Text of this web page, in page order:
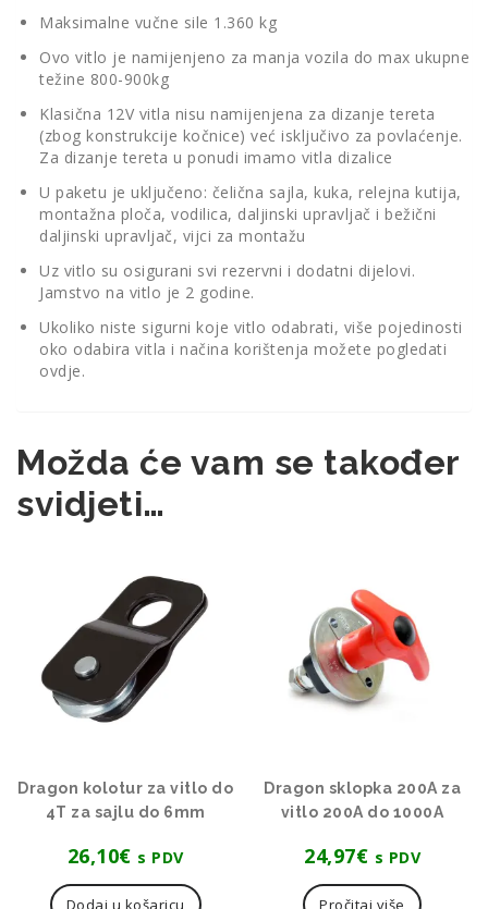
Maksimalne vučne sile 1.360 kg
Ovo vitlo je namijenjeno za manja vozila do max ukupne
težine 800-900kg
Klasična 12V vitla nisu namijenjena za dizanje tereta
(zbog konstrukcije kočnice) već isključivo za povlaćenje.
Za dizanje tereta u ponudi imamo vitla dizalice
U paketu je uključeno: čelična sajla, kuka, relejna kutija,
montažna ploča, vodilica, daljinski upravljač i bežični
daljinski upravljač, vijci za montažu
Uz vitlo su osigurani svi rezervni i dodatni dijelovi.
Jamstvo na vitlo je 2 godine.
Ukoliko niste sigurni koje vitlo odabrati, više pojedinosti
oko odabira vitla i načina korištenja možete pogledati
ovdje.
Možda će vam se također
svidjeti…
Dragon kolotur za vitlo do
4T za sajlu do 6mm
26,10€ s PDV
Dodaj u košaricu
Dragon sklopka 200A za
vitlo 200A do 1000A
24,97€ s PDV
Pročitaj više